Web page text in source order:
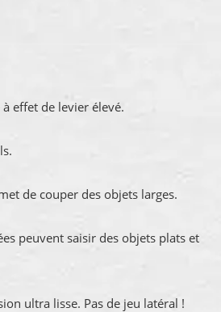
à effet de levier élevé.
de couper des objets larges.
peuvent saisir des objets plats et
ultra lisse. Pas de jeu latéral !